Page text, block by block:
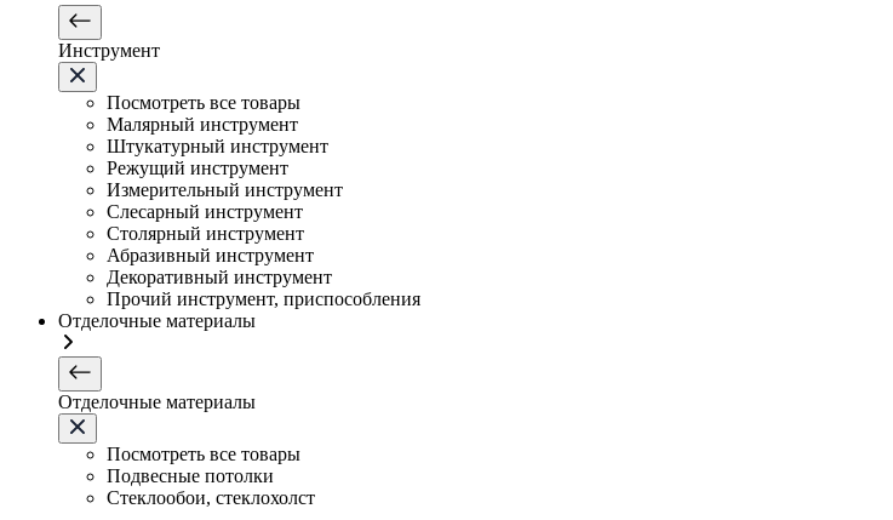
Инструмент
Посмотреть все товары
Малярный инструмент
Штукатурный инструмент
Режущий инструмент
Измерительный инструмент
Слесарный инструмент
Столярный инструмент
Абразивный инструмент
Декоративный инструмент
Прочий инструмент, приспособления
Отделочные материалы
Отделочные материалы
Посмотреть все товары
Подвесные потолки
Стеклообои, стеклохолст